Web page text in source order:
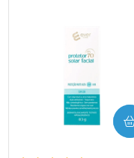
COMPRAR